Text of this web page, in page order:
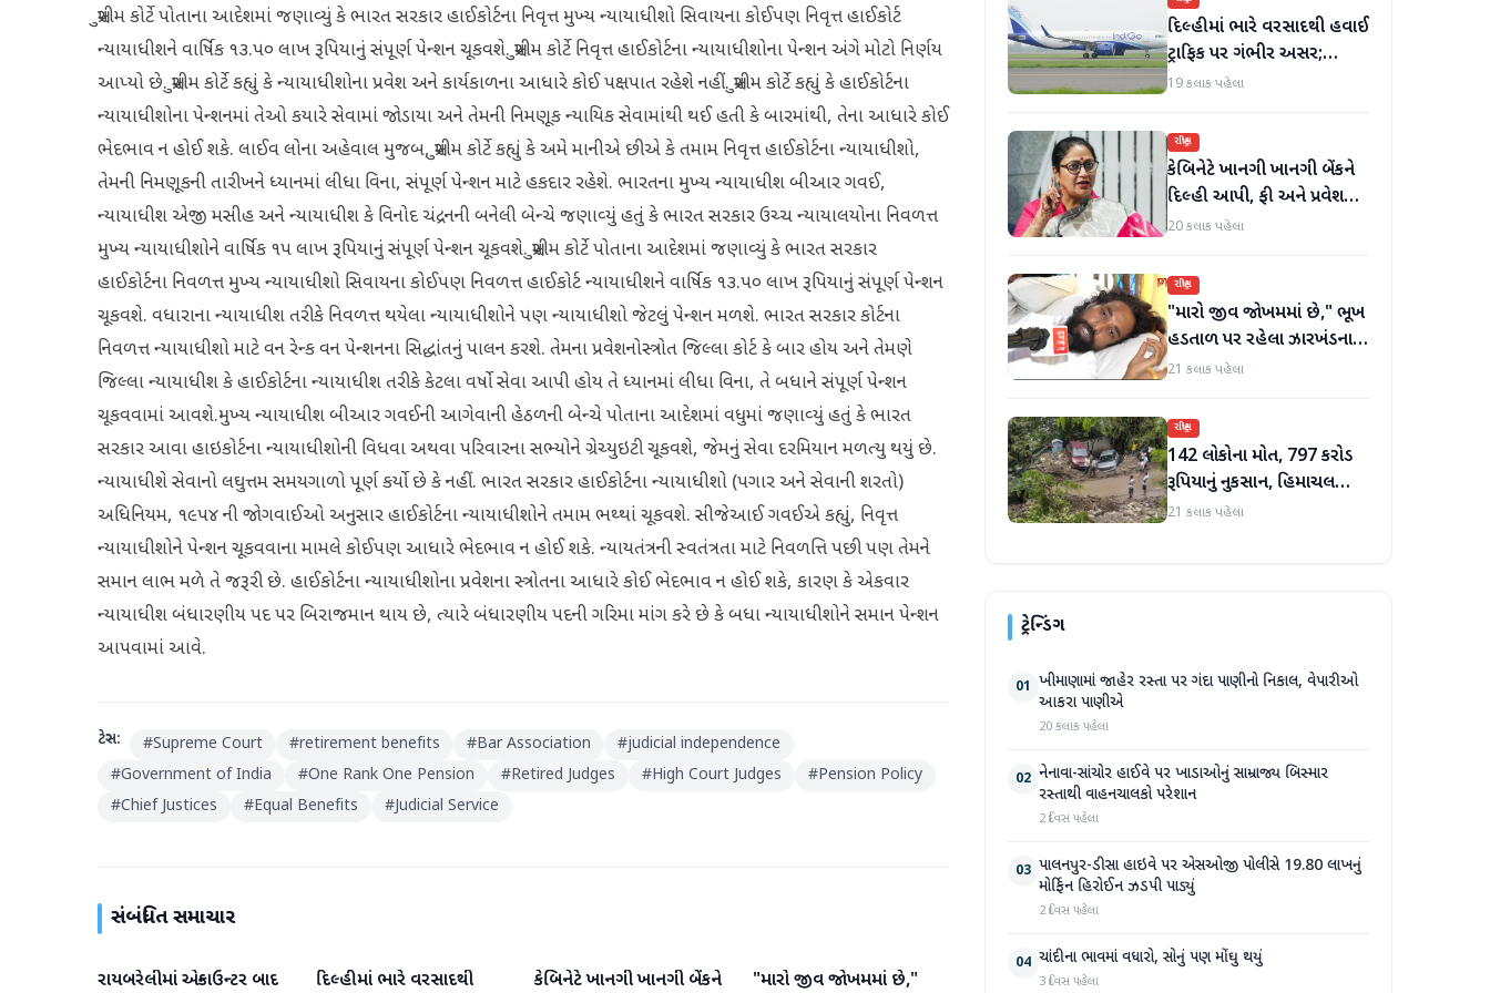
સુપ્રીમ કોર્ટે પોતાના આદેશમાં જણાવ્યું કે ભારત સરકાર હાઈકોર્ટના નિવૃત્ત મુખ્‍ય ન્‍યાયાધીશો સિવાયના કોઈપણ નિવૃત્ત હાઈકોર્ટ
ન્‍યાયાધીશને વાર્ષિક ૧૩.૫૦ લાખ રૂપિયાનું સંપૂર્ણ પેન્‍શન ચૂકવશે. સુપ્રીમ કોર્ટે નિવૃત્ત હાઈકોર્ટના ન્‍યાયાધીશોના પેન્‍શન અંગે મોટો નિર્ણય
આપ્‍યો છે. સુપ્રીમ કોર્ટે કહ્યું કે ન્‍યાયાધીશોના પ્રવેશ અને કાર્યકાળના આધારે કોઈ પક્ષપાત રહેશે નહીં. સુપ્રીમ કોર્ટે કહ્યું કે હાઈકોર્ટના
ન્‍યાયાધીશોના પેન્‍શનમાં તેઓ કયારે સેવામાં જોડાયા અને તેમની નિમણૂક ન્‍યાયિક સેવામાંથી થઈ હતી કે બારમાંથી, તેના આધારે કોઈ
ભેદભાવ ન હોઈ શકે. લાઈવ લોના અહેવાલ મુજબ, સુપ્રીમ કોર્ટે કહ્યું કે અમે માનીએ છીએ કે તમામ નિવૃત્ત હાઈકોર્ટના ન્‍યાયાધીશો,
તેમની નિમણૂકની તારીખને ધ્‍યાનમાં લીધા વિના, સંપૂર્ણ પેન્‍શન માટે હકદાર રહેશે. ભારતના મુખ્‍ય ન્‍યાયાધીશ બીઆર ગવઈ,
ન્‍યાયાધીશ એજી મસીહ અને ન્‍યાયાધીશ કે વિનોદ ચંદ્રનની બનેલી બેન્‍ચે જણાવ્‍યું હતું કે ભારત સરકાર ઉચ્‍ચ ન્‍યાયાલયોના નિવળત્ત
મુખ્‍ય ન્‍યાયાધીશોને વાર્ષિક ૧૫ લાખ રૂપિયાનું સંપૂર્ણ પેન્‍શન ચૂકવશે. સુપ્રીમ કોર્ટે પોતાના આદેશમાં જણાવ્યું કે ભારત સરકાર
હાઈકોર્ટના નિવળત્ત મુખ્‍ય ન્‍યાયાધીશો સિવાયના કોઈપણ નિવળત્ત હાઈકોર્ટ ન્‍યાયાધીશને વાર્ષિક ૧૩.૫૦ લાખ રૂપિયાનું સંપૂર્ણ પેન્‍શન
ચૂકવશે. વધારાના ન્‍યાયાધીશ તરીકે નિવળત્ત થયેલા ન્‍યાયાધીશોને પણ ન્‍યાયાધીશો જેટલું પેન્‍શન મળશે. ભારત સરકાર કોર્ટના
નિવળત્ત ન્‍યાયાધીશો માટે વન રેન્‍ક વન પેન્‍શનના સિદ્ધાંતનું પાલન કરશે. તેમના પ્રવેશનોસ્ત્રોત જિલ્લા કોર્ટ કે બાર હોય અને તેમણે
જિલ્લા ન્‍યાયાધીશ કે હાઈકોર્ટના ન્‍યાયાધીશ તરીકે કેટલા વર્ષો સેવા આપી હોય તે ધ્‍યાનમાં લીધા વિના, તે બધાને સંપૂર્ણ પેન્‍શન
ચૂકવવામાં આવશે.મુખ્‍ય ન્‍યાયાધીશ બીઆર ગવઈની આગેવાની હેઠળની બેન્‍ચે પોતાના આદેશમાં વધુમાં જણાવ્‍યું હતું કે ભારત
સરકાર આવા હાઇકોર્ટના ન્‍યાયાધીશોની વિધવા અથવા પરિવારના સભ્‍યોને ગ્રેચ્‍યુઇટી ચૂકવશે, જેમનું સેવા દરમિયાન મળત્‍યુ થયું છે.
ન્‍યાયાધીશે સેવાનો લઘુત્તમ સમયગાળો પૂર્ણ કર્યો છે કે નહીં. ભારત સરકાર હાઈકોર્ટના ન્‍યાયાધીશો (પગાર અને સેવાની શરતો)
અધિનિયમ, ૧૯૫૪ ની જોગવાઈઓ અનુસાર હાઈકોર્ટના ન્‍યાયાધીશોને તમામ ભથ્‍થાં ચૂકવશે. સીજેઆઈ ગવઈએ કહ્યું, નિવૃત્ત
ન્‍યાયાધીશોને પેન્‍શન ચૂકવવાના મામલે કોઈપણ આધારે ભેદભાવ ન હોઈ શકે. ન્‍યાયતંત્રની સ્‍વતંત્રતા માટે નિવળત્તિ પછી પણ તેમને
સમાન લાભ મળે તે જરૂરી છે. હાઈકોર્ટના ન્‍યાયાધીશોના પ્રવેશના સ્ત્રોતના આધારે કોઈ ભેદભાવ ન હોઈ શકે, કારણ કે એકવાર
ન્‍યાયાધીશ બંધારણીય પદ પર બિરાજમાન થાય છે, ત્‍યારે બંધારણીય પદની ગરિમા માંગ કરે છે કે બધા ન્‍યાયાધીશોને સમાન પેન્‍શન
આપવામાં આવે.
ટેગ્સ: #Supreme Court #retirement benefits #Bar Association #judicial independence
#Government of India #One Rank One Pension #Retired Judges #High Court Judges #Pension Policy
#Chief Justices #Equal Benefits #Judicial Service
સંબંધિત સમાચાર
રાષ્ટ્રીય
રાયબરેલીમાં એન્કાઉન્ટર બાદ
રાષ્ટ્રીય
દિલ્હીમાં ભારે વરસાદથી
રાષ્ટ્રીય
કેબિનેટે ખાનગી ખાનગી બેંકને
રાષ્ટ્રીય
"મારો જીવ જોખમમાં છે,"
દિલ્હીમાં ભારે વરસાદથી હવાઈ
ટ્રાફિક પર ગંભીર અસર;
ઈન્ડિગોએ મુસાફરો માટે
19 કલાક પહેલા
રાષ્ટ્રીય
કેબિનેટે ખાનગી ખાનગી બેંકને
દિલ્હી આપી, ફી અને પ્રવેશ
માટે નવા નિયમો વિશે જાણો
20 કલાક પહેલા
રાષ્ટ્રીય
"મારો જીવ જોખમમાં છે," ભૂખ
હડતાળ પર રહેલા ઝારખંડના
વિદ્યાર્થી નેતા દેવેન્દ્ર નાથ
21 કલાક પહેલા
રાષ્ટ્રીય
142 લોકોના મોત, 797 કરોડ
રૂપિયાનું નુકસાન, હિમાચલ
પ્રદેશમાં ભારે ચોમાસાનો સામનો
21 કલાક પહેલા
ટ્રેન્ડિંગ
01 ખીમાણામાં જાહેર રસ્તા પર ગંદા પાણીનો નિકાલ, વેપારીઓ
આકરા પાણીએ
20 કલાક પહેલા
02 નેનાવા-સાંચોર હાઈવે પર ખાડાઓનું સામ્રાજ્ય બિસ્માર
રસ્તાથી વાહનચાલકો પરેશાન
2 દિવસ પહેલા
03 પાલનપુર-ડીસા હાઇવે પર એસઓજી પોલીસે 19.80 લાખનું
મોર્ફિન હિરોઈન ઝડપી પાડ્યું
2 દિવસ પહેલા
04 ચાંદીના ભાવમાં વધારો, સોનું પણ મોંઘુ થયું
3 દિવસ પહેલા